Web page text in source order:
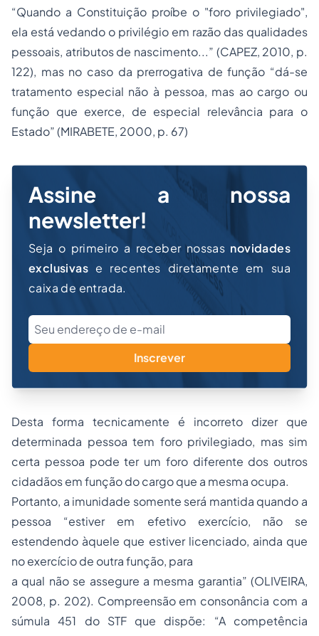
“Quando a Constituição proíbe o "foro privilegiado",
ela está vedando o privilégio em razão das qualidades
pessoais, atributos de nascimento...” (CAPEZ, 2010, p.
122), mas no caso da prerrogativa de função “dá-se
tratamento especial não à pessoa, mas ao cargo ou
função que exerce, de especial relevância para o
Estado” (MIRABETE, 2000, p. 67)
Assine a nossa
newsletter!
Seja o primeiro a receber nossas novidades
exclusivas e recentes diretamente em sua
caixa de entrada.
Inscrever
Desta forma tecnicamente é incorreto dizer que
determinada pessoa tem foro privilegiado, mas sim
certa pessoa pode ter um foro diferente dos outros
cidadãos em função do cargo que a mesma ocupa.
Portanto, a imunidade somente será mantida quando a
pessoa “estiver em efetivo exercício, não se
estendendo àquele que estiver licenciado, ainda que
no exercício de outra função, para
a qual não se assegure a mesma garantia” (OLIVEIRA,
2008, p. 202). Compreensão em consonância com a
súmula 451 do STF que dispõe: “A competência